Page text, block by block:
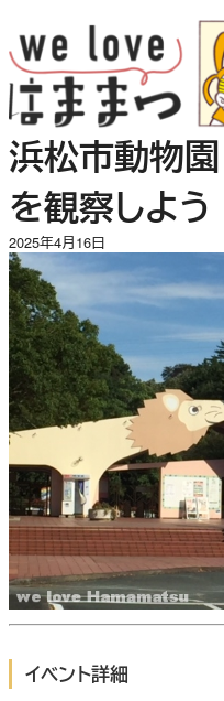
容
を
ス
キ
ッ
プ
浜松市動物
を観察しよう
2025年4月16日
イベント詳細